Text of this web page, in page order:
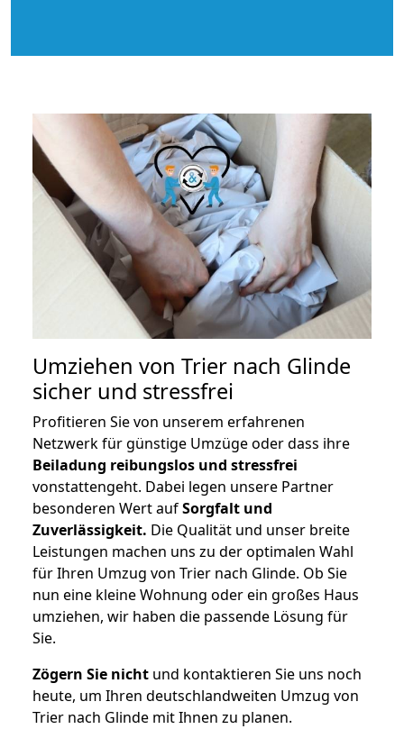
Umziehen von Trier nach Glinde
sicher und stressfrei
Profitieren Sie von unserem erfahrenen
Netzwerk für günstige Umzüge oder dass ihre
Beiladung reibungslos und stressfrei
vonstattengeht. Dabei legen unsere Partner
besonderen Wert aufSorgfalt und
Zuverlässigkeit. Die Qualität und unser breite
Leistungen machen uns zu der optimalen Wahl
für Ihren Umzug von Trier nach Glinde. Ob Sie
nun eine kleine Wohnung oder ein großes Haus
umziehen, wir haben die passende Lösung für
Sie.
Zögern Sie nicht und kontaktieren Sie uns noch
heute, um Ihren deutschlandweiten Umzug von
Trier nach Glinde mit Ihnen zu planen.